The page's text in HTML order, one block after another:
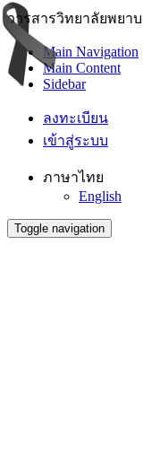
วารสารวิทยาลัยพยาบ
Main Navigation
Main Content
Sidebar
ลงทะเบียน
เข้าสู่ระบบ
ภาษาไทย
English
Toggle navigation